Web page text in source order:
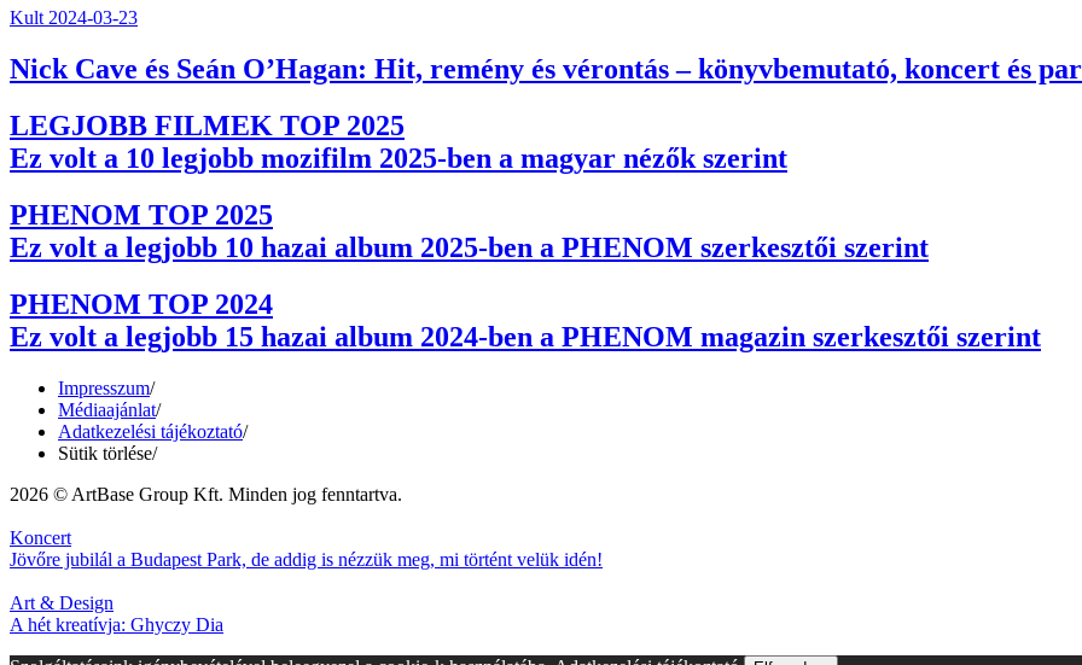
Kult 2024-03-23
Nick Cave és Seán O’Hagan: Hit, remény és vérontás – könyvbemutató, koncert és
LEGJOBB FILMEK TOP 2025
Ez volt a 10 legjobb mozifilm 2025-ben a magyar nézők szerint
PHENOM TOP 2025
Ez volt a legjobb 10 hazai album 2025-ben a PHENOM szerkesztői szerint
PHENOM TOP 2024
Ez volt a legjobb 15 hazai album 2024-ben a PHENOM magazin szerkesztői szerint
Impresszum/
Médiaajánlat/
Adatkezelési tájékoztató/
Sütik törlése/
2026 © ArtBase Group Kft. Minden jog fenntartva.
Koncert
Jövőre jubilál a Budapest Park, de addig is nézzük meg, mi történt velük idén!
Art & Design
A hét kreatívja: Ghyczy Dia